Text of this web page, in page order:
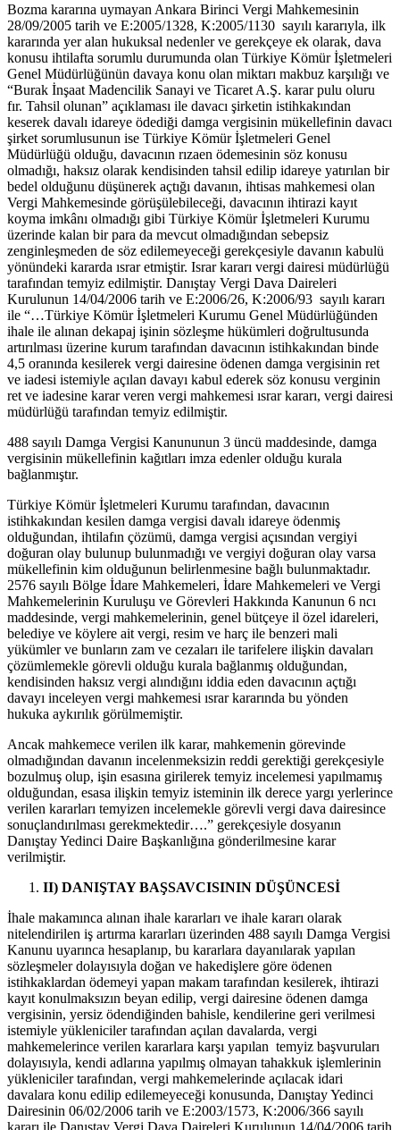
Bozma kararına uymayan Ankara Birinci Vergi Mahkemesinin
28/09/2005 tarih ve E:2005/1328, K:2005/1130 sayılı kararıyla, ilk
kararında yer alan hukuksal nedenler ve gerekçeye ek olarak, dava
konusu ihtilafta sorumlu durumunda olan Türkiye Kömür İşletmeleri
Genel Müdürlüğünün davaya konu olan miktarı makbuz karşılığı ve
“Burak İnşaat Madencilik Sanayi ve Ticaret A.Ş. karar pulu oluru
fır. Tahsil olunan” açıklaması ile davacı şirketin istihkakından
keserek davalı idareye ödediği damga vergisinin mükellefinin davacı
şirket sorumlusunun ise Türkiye Kömür İşletmeleri Genel
Müdürlüğü olduğu, davacının rızaen ödemesinin söz konusu
olmadığı, haksız olarak kendisinden tahsil edilip idareye yatırılan bir
bedel olduğunu düşünerek açtığı davanın, ihtisas mahkemesi olan
Vergi Mahkemesinde görüşülebileceği, davacının ihtirazi kayıt
koyma imkânı olmadığı gibi Türkiye Kömür İşletmeleri Kurumu
üzerinde kalan bir para da mevcut olmadığından sebepsiz
zenginleşmeden de söz edilemeyeceği gerekçesiyle davanın kabulü
yönündeki kararda ısrar etmiştir. Israr kararı vergi dairesi müdürlüğü
tarafından temyiz edilmiştir. Danıştay Vergi Dava Daireleri
Kurulunun 14/04/2006 tarih ve E:2006/26, K:2006/93 sayılı kararı
ile “…Türkiye Kömür İşletmeleri Kurumu Genel Müdürlüğünden
ihale ile alınan dekapaj işinin sözleşme hükümleri doğrultusunda
artırılması üzerine kurum tarafından davacının istihkakından binde
4,5 oranında kesilerek vergi dairesine ödenen damga vergisinin ret
ve iadesi istemiyle açılan davayı kabul ederek söz konusu verginin
ret ve iadesine karar veren vergi mahkemesi ısrar kararı, vergi dairesi
müdürlüğü tarafından temyiz edilmiştir.
488 sayılı Damga Vergisi Kanununun 3 üncü maddesinde, damga
vergisinin mükellefinin kağıtları imza edenler olduğu kurala
bağlanmıştır.
Türkiye Kömür İşletmeleri Kurumu tarafından, davacının
istihkakından kesilen damga vergisi davalı idareye ödenmiş
olduğundan, ihtilafın çözümü, damga vergisi açısından vergiyi
doğuran olay bulunup bulunmadığı ve vergiyi doğuran olay varsa
mükellefinin kim olduğunun belirlenmesine bağlı bulunmaktadır.
2576 sayılı Bölge İdare Mahkemeleri, İdare Mahkemeleri ve Vergi
Mahkemelerinin Kuruluşu ve Görevleri Hakkında Kanunun 6 ncı
maddesinde, vergi mahkemelerinin, genel bütçeye il özel idareleri,
belediye ve köylere ait vergi, resim ve harç ile benzeri mali
yükümler ve bunların zam ve cezaları ile tarifelere ilişkin davaları
çözümlemekle görevli olduğu kurala bağlanmış olduğundan,
kendisinden haksız vergi alındığını iddia eden davacının açtığı
davayı inceleyen vergi mahkemesi ısrar kararında bu yönden
hukuka aykırılık görülmemiştir.
Ancak mahkemece verilen ilk karar, mahkemenin görevinde
olmadığından davanın incelenmeksizin reddi gerektiği gerekçesiyle
bozulmuş olup, işin esasına girilerek temyiz incelemesi yapılmamış
olduğundan, esasa ilişkin temyiz isteminin ilk derece yargı yerlerince
verilen kararları temyizen incelemekle görevli vergi dava dairesince
sonuçlandırılması gerekmektedir….” gerekçesiyle dosyanın
Danıştay Yedinci Daire Başkanlığına gönderilmesine karar
verilmiştir.
II) DANIŞTAY BAŞSAVCISININ DÜŞÜNCESİ
İhale makamınca alınan ihale kararları ve ihale kararı olarak
nitelendirilen iş artırma kararları üzerinden 488 sayılı Damga Vergisi
Kanunu uyarınca hesaplanıp, bu kararlara dayanılarak yapılan
sözleşmeler dolayısıyla doğan ve hakedişlere göre ödenen
istihkaklardan ödemeyi yapan makam tarafından kesilerek, ihtirazi
kayıt konulmaksızın beyan edilip, vergi dairesine ödenen damga
vergisinin, yersiz ödendiğinden bahisle, kendilerine geri verilmesi
istemiyle yükleniciler tarafından açılan davalarda, vergi
mahkemelerince verilen kararlara karşı yapılan temyiz başvuruları
dolayısıyla, kendi adlarına yapılmış olmayan tahakkuk işlemlerinin
yükleniciler tarafından, vergi mahkemelerinde açılacak idari
davalara konu edilip edilemeyeceği konusunda, Danıştay Yedinci
Dairesinin 06/02/2006 tarih ve E:2003/1573, K:2006/366 sayılı
kararı ile Danıştay Vergi Dava Daireleri Kurulunun 14/04/2006 tarih